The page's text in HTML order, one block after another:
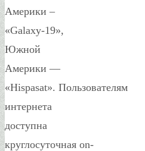
Америки –
«Galaxy-19»,
Южной
Америки —
«Hispasat». Пользователям
интернета
доступна
круглосуточная on-